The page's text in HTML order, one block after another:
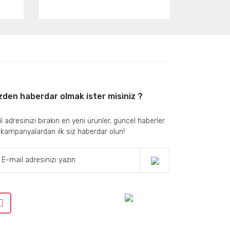
haberdar olmak ister misiniz ?
adresinizi bırakın en yeni ürünler, güncel haberler
ilk siz haberdar olun!